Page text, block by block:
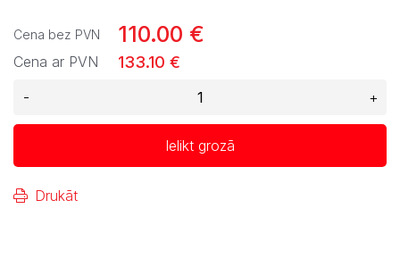
Cena bez PVN 110.00 €
Cena ar PVN 133.10 €
- +
Ielikt grozā
Drukāt